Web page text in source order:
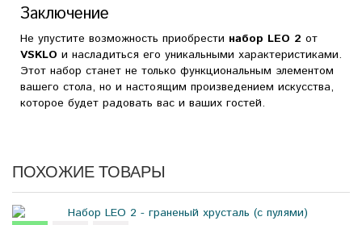
Заключение
Не упустите возможность приобрести набор LEO 2 от
VSKLO и насладиться его уникальными характеристиками.
Этот набор станет не только функциональным элементом
вашего стола, но и настоящим произведением искусства,
которое будет радовать вас и ваших гостей.
ПОХОЖИЕ ТОВАРЫ